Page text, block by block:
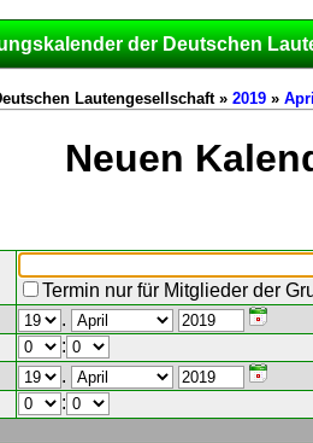
der Deutschen
Lautengesellschaft » 2019 »
Neuen
Termin nur für Mitglieder der
.
:
.
: